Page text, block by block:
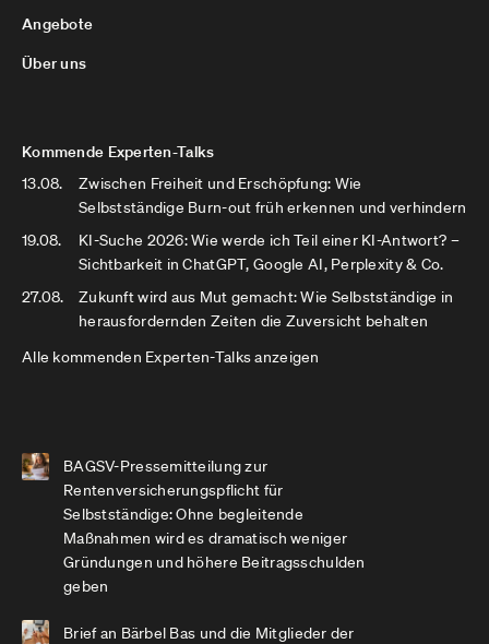
Angebote
Über uns
Kommende Experten-Talks
13.08.
Zwischen Freiheit und Erschöpfung: Wie
Selbstständige Burn-out früh erkennen und verhindern
19.08.
KI-Suche 2026: Wie werde ich Teil einer KI-Antwort? –
Sichtbarkeit in ChatGPT, Google AI, Perplexity & Co.
27.08.
Zukunft wird aus Mut gemacht: Wie Selbstständige in
herausfordernden Zeiten die Zuversicht behalten
Alle kommenden Experten-Talks anzeigen
BAGSV-Pressemitteilung zur
Rentenversicherungspflicht für
Selbstständige: Ohne begleitende
Maßnahmen wird es dramatisch weniger
Gründungen und höhere Beitragsschulden
geben
Brief an Bärbel Bas und die Mitglieder der